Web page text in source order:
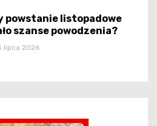
powstanie listopadowe
szanse powodzenia?
lipca 2026